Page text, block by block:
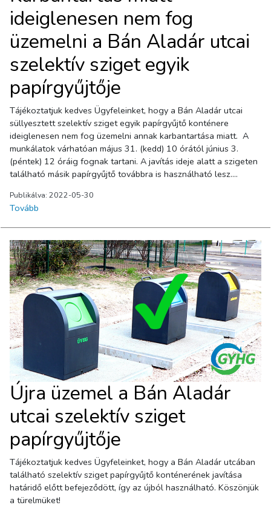
ideiglenesen nem fog
üzemelni a Bán Aladár utcai
szelektív sziget egyik
papírgyűjtője
Tájékoztatjuk kedves Ügyfeleinket, hogy a Bán Aladár utcai
süllyesztett szelektív sziget egyik papírgyűjtő konténere
ideiglenesen nem fog üzemelni annak karbantartása miatt. A
munkálatok várhatóan május 31. (kedd) 10 órától június 3.
(péntek) 12 óráig fognak tartani. A javítás ideje alatt a szigeten
található másik papírgyűjtő továbbra is használható lesz.
Publikálva: 2022-05-30
Tovább
Újra üzemel a Bán Aladár
utcai szelektív sziget
papírgyűjtője
Tájékoztatjuk kedves Ügyfeleinket, hogy a Bán Aladár utcában
található szelektív sziget papírgyűjtő konténerének javítása
határidő előtt befejeződött, így az újból használható. Köszönjük
a türelmüket!